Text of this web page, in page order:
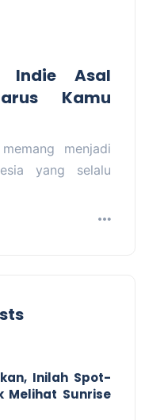
Indie Asal
Kamu
menjadi
yang selalu
Inilah Spot-
Melihat Sunrise